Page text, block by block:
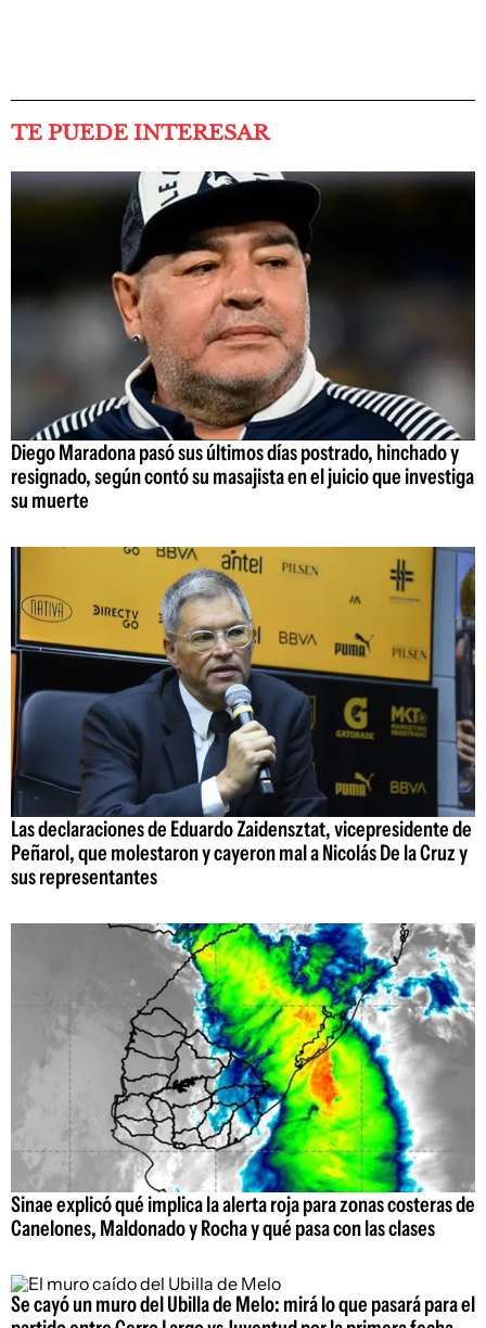
TE PUEDE INTERESAR
Diego Maradona pasó sus últimos días postrado, hinchado y
resignado, según contó su masajista en el juicio que investiga
su muerte
Las declaraciones de Eduardo Zaidensztat, vicepresidente de
Peñarol, que molestaron y cayeron mal a Nicolás De la Cruz y
sus representantes
Sinae explicó qué implica la alerta roja para zonas costeras de
Canelones, Maldonado y Rocha y qué pasa con las clases
Se cayó un muro del Ubilla de Melo: mirá lo que pasará para el